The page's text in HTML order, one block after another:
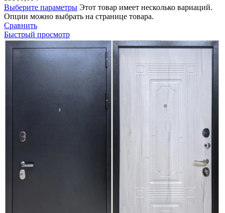
Выберите параметры Этот товар имеет несколько вариаций.
Опции можно выбрать на странице товара.
Сравнить
Быстрый просмотр